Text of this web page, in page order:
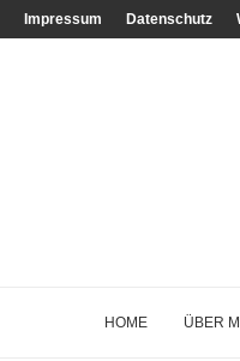
Impressum Datenschutz
HOME ÜBER